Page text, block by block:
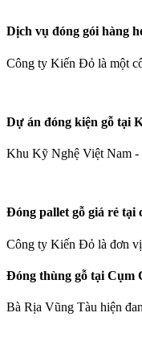
Dịch vụ đóng gói hàng
Công ty Kiến Đỏ là một
Dự án đóng kiện gỗ tại
Khu Kỹ Nghệ Việt Nam -
Đóng pallet gỗ giá rẻ tại
Công ty Kiến Đỏ là đơn vị
Đóng thùng gỗ tại Cụm
Bà Rịa Vũng Tàu hiện